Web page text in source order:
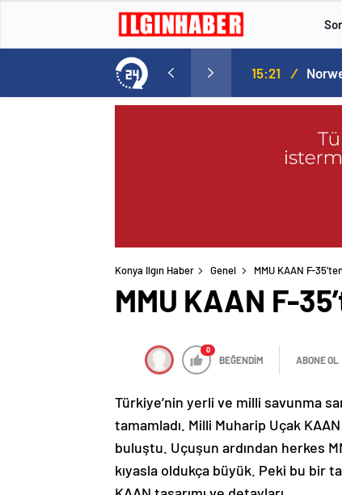
15:20 /
Konya Ilgın Haber Genel MMU KAAN F-
MMU KAAN F-
0
BEĞENDİM ABONE OL
Türkiye’nin yerli ve milli savunma
tamamladı. Milli Muharip Uçak
buluştu. Uçuşun ardından herkes
kıyasla oldukça büyük. Peki bu bir